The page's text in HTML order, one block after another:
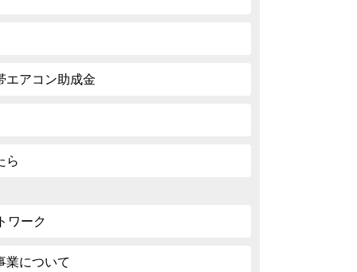
エアコン助成金
ら
ワーク
業について